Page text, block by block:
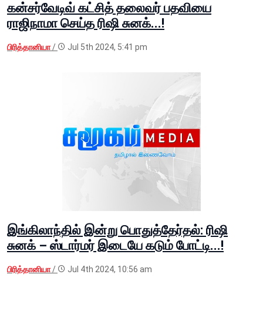
கன்சர்வேடிவ் கட்சித் தலைவர் பதவியை
ராஜிநாமா செய்த ரிஷி சுனக்...!
பிரித்தானியா/ Jul 5th 2024, 5:41 pm
இங்கிலாந்தில் இன்று பொதுத்தேர்தல்: ரிஷி
சுனக் – ஸ்டார்மர் இடையே கடும் போட்டி...!
பிரித்தானியா/ Jul 4th 2024, 10:56 am